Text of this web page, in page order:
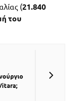
(21.840
του